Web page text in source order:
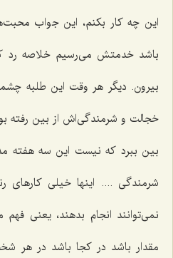
این چه كار بكنم، این جواب
باشد خدمتش می‌رسیم خلاصه رد
بیرون. دیگر هر وقت این طلبه
خجالت و شرمندگی‌اش از بین رفته
بین ببرد كه نیست این سه هفته
شرمندگی .... اینها خیلی
نمی‌توانند انجام بدهند، یعنی
مقدار باشد در كجا باشد در هر